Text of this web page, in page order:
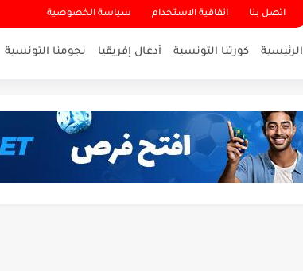
اتصل بنا اتفاقية الاستخدام سياسة الخصوصية
الرئيسية كورتنا التونسية أدغال إفريقيا نجومنا التونسية